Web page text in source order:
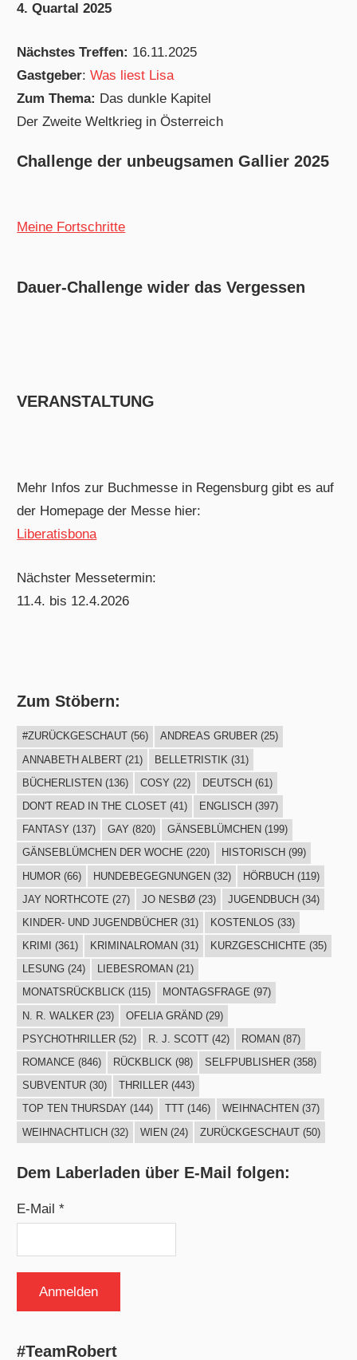
4. Quartal 2025
Nächstes Treffen: 16.11.2025
Gastgeber:Was liest Lisa
Zum Thema: Das dunkle Kapitel
Der Zweite Weltkrieg in Österreich
Challenge der unbeugsamen Gallier 2025
Meine Fortschritte
Dauer-Challenge wider das Vergessen
VERANSTALTUNG
Mehr Infos zur Buchmesse in Regensburg gibt es auf
der Homepage der Messe hier:
Liberatisbona
Nächster Messetermin:
11.4. bis 12.4.2026
Zum Stöbern:
#ZURÜCKGESCHAUT(56) ANDREAS GRUBER(25)
ANNABETH ALBERT(21) BELLETRISTIK (31)
BÜCHERLISTEN (136) COSY (22) DEUTSCH (61)
DON'T READ IN THE CLOSET(41) ENGLISCH (397)
FANTASY (137) GAY (820) GÄNSEBLÜMCHEN (199)
GÄNSEBLÜMCHEN DER WOCHE (220) HISTORISCH (99)
HUMOR(66) HUNDEBEGEGNUNGEN(32) HÖRBUCH(119)
JAY NORTHCOTE (27) JO NESBØ(23) JUGENDBUCH(34)
KINDER- UND JUGENDBÜCHER(31) KOSTENLOS (33)
KRIMI
(361) KRIMINALROMAN (31) KURZGESCHICHTE (35)
LESUNG(24) LIEBESROMAN (21)
MONATSRÜCKBLICK(115) MONTAGSFRAGE (97)
N. R. WALKER(23) OFELIA GRÄND(29)
PSYCHOTHRILLER(52) R. J. SCOTT(42) ROMAN (87)
ROMANCE (846) RÜCKBLICK(98) SELFPUBLISHER(358)
SUBVENTUR(30) THRILLER(443)
TOP TEN THURSDAY (144) TTT(146) WEIHNACHTEN (37)
WEIHNACHTLICH(32) WIEN(24) ZURÜCKGESCHAUT(50)
Dem Laberladen über E-Mail folgen:
E-Mail *
#TeamRobert